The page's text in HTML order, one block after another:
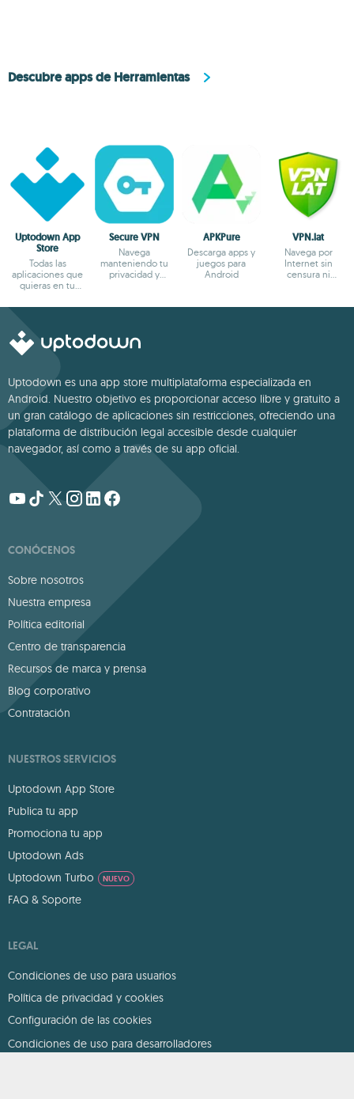
Descubre apps de Herramientas
Uptodown App
Store
Todas las
aplicaciones que
quieras en tu
Secure VPN
Navega
manteniendo tu
privacidad y
APKPure
Descarga apps y
juegos para
Android
VPN.lat
Navega por
Internet sin
censura ni
Uptodown es una app store multiplataforma especializada en
Android. Nuestro objetivo es proporcionar acceso libre y gratuito a
un gran catálogo de aplicaciones sin restricciones, ofreciendo una
plataforma de distribución legal accesible desde cualquier
navegador, así como a través de su app oficial.
CONÓCENOS
Sobre nosotros
Nuestra empresa
Política editorial
Centro de transparencia
Recursos de marca y prensa
Blog corporativo
Contratación
NUESTROS SERVICIOS
Uptodown App Store
Publica tu app
Promociona tu app
Uptodown Ads
Uptodown Turbo
NUEVO
FAQ & Soporte
LEGAL
Condiciones de uso para usuarios
Política de privacidad y cookies
Configuración de las cookies
Condiciones de uso para desarrolladores